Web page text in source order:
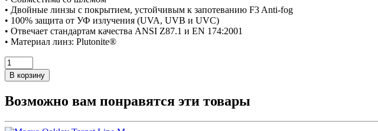
• Двойные линзы с покрытием, устойчивым к запотеванию F3 Anti-fog
• 100% защита от УФ излучения (UVA, UVB и UVC)
• Отвечает стандартам качества ANSI Z87.1 и EN 174:2001
• Материал линз: Plutonite®
В корзину
Возможно вам понравятся эти товары